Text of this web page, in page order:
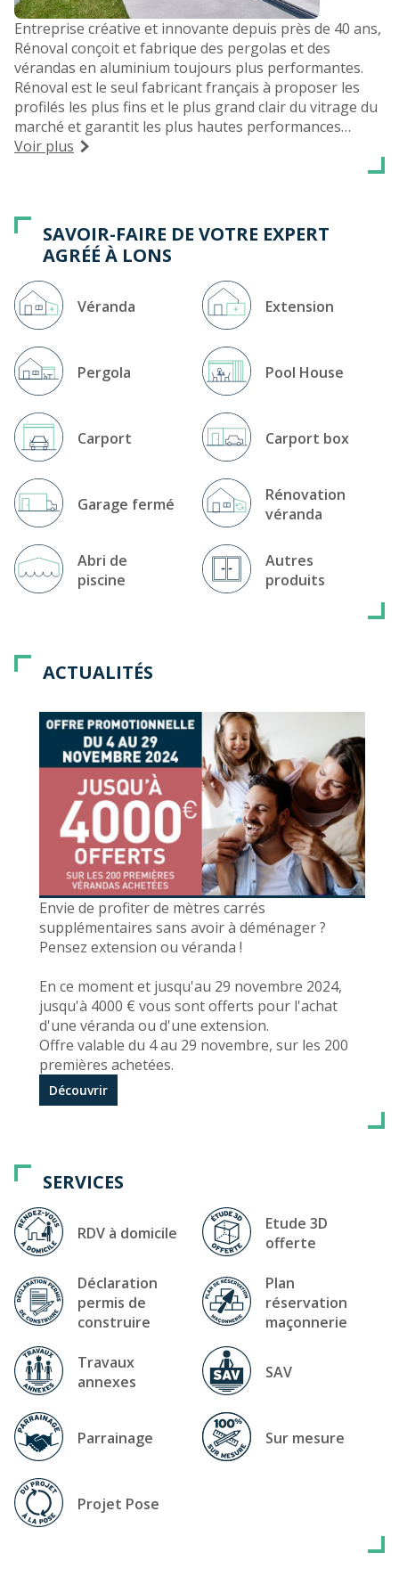
Entreprise créative et innovante depuis près de 40 ans,
Rénoval conçoit et fabrique des pergolas et des
vérandas en aluminium toujours plus performantes.
Rénoval est le seul fabricant français à proposer les
profilés les plus fins et le plus grand clair du vitrage du
marché et garantit les plus hautes performances
thermiques du marché.
Vous souhaitez une véranda sur-mesure pour agrandir
rendez-vous à notre magasin-expo Pyrénées
Menuiseries. Notre expert agréé, membre du réseau
Rénoval, intervient en Pyrénées-Atlantique (64), sur la
région de Pau, Lons, Oloron-Sainte-Marie...
Voir plus
SAVOIR-FAIRE DE VOTRE EXPERT
AGRÉÉ À LONS
Véranda Extension
Pergola Pool House
Carport Carport box
Garage fermé
Rénovation
véranda
Abri de
piscine
Autres
produits
ACTUALITÉS
Envie de profiter de mètres carrés
supplémentaires sans avoir à déménager ?
Pensez extension ou véranda !
En ce moment et jusqu'au 29 novembre 2024,
jusqu'à 4000 € vous sont offerts pour l'achat
d'une véranda ou d'une extension.
Offre valable du 4 au 29 novembre, sur les 200
premières achetées.
Découvrir
SERVICES
RDV à domicile
Etude 3D
offerte
Déclaration
permis de
construire
Plan
réservation
maçonnerie
Travaux
annexes
SAV
Parrainage Sur mesure
Projet Pose